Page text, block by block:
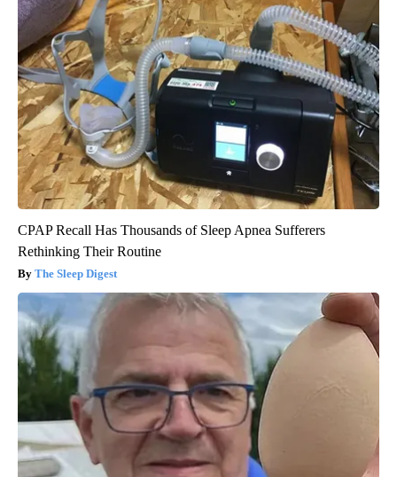
CPAP Recall Has Thousands of Sleep Apnea Sufferers
Rethinking Their Routine
The Sleep Digest